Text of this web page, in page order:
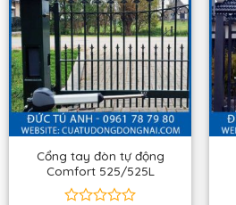
Cổng tay đòn tự động
Comfort 525/525L